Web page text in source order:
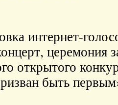
интернет-
церемония
открытого
быть